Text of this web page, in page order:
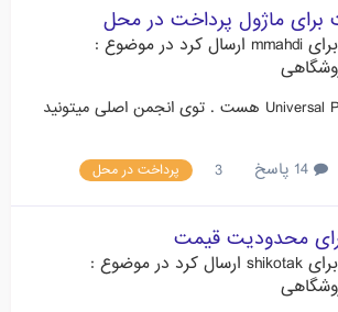
برای ماژول پرداخت در محل
mmahdi ارسال کرد در موضوع :
اسم ماژول Universal Payment هست . توی انجمن اصلی میتونید
3 پرداخت در محل
محدودیت قیمت
shikotak ارسال کرد در موضوع :